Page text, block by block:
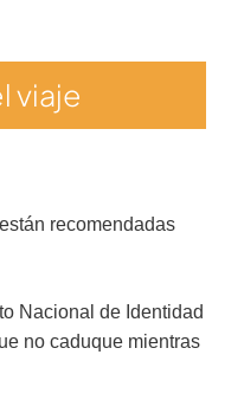
viaje
recomendadas
Nacional de Identidad
no caduque mientras